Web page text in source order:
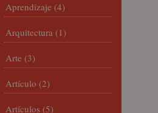
Aprendizaje (4)
Arquitectura (1)
Arte (3)
Artículo (2)
Artículos (5)